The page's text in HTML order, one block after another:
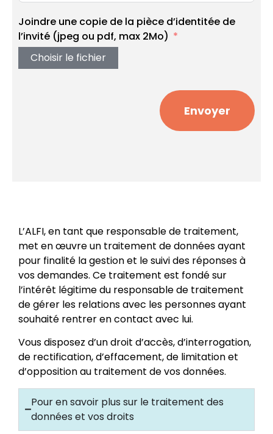
Joindre une copie de la pièce d’identitée de
l’invité (jpeg ou pdf, max 2Mo)
Choisir le fichier
Envoyer
L’ALFI, en tant que responsable de traitement,
met en œuvre un traitement de données ayant
pour finalité la gestion et le suivi des réponses à
vos demandes. Ce traitement est fondé sur
l’intérêt légitime du responsable de traitement
de gérer les relations avec les personnes ayant
souhaité rentrer en contact avec lui.
Vous disposez d’un droit d’accès, d’interrogation,
de rectification, d’effacement, de limitation et
d’opposition au traitement de vos données.
Pour en savoir plus sur le traitement des
données et vos droits